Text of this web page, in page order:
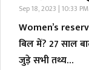
Sep 18, 2023 | 10:33 PM
Women’s
बिल में? 27 साल
जुड़े सभी तथ्य…